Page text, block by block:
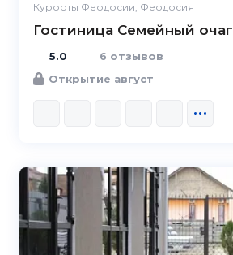
Курорты Феодосии, Феодосия
Гостиница Семейный очаг
5.0
6 отзывов
Открытие август